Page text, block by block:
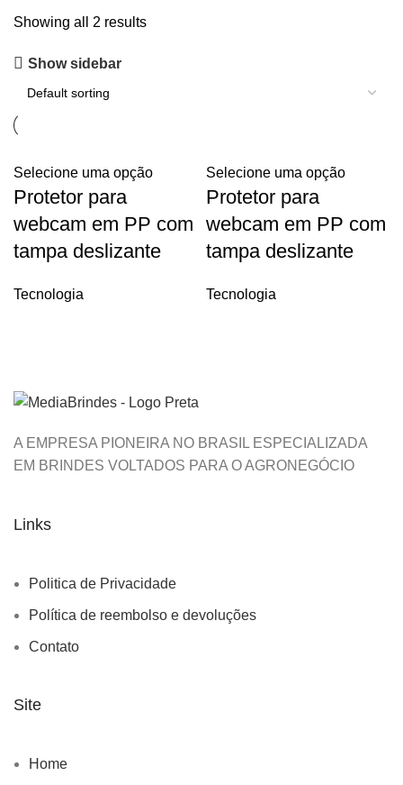
Showing all 2 results
Show sidebar
Selecione uma opção
Protetor para
webcam em PP com
tampa deslizante
Tecnologia
Selecione uma opção
Protetor para
webcam em PP com
tampa deslizante
Tecnologia
A EMPRESA PIONEIRA NO BRASIL ESPECIALIZADA
EM BRINDES VOLTADOS PARA O AGRONEGÓCIO
Links
Politica de Privacidade
Política de reembolso e devoluções
Contato
Site
Home